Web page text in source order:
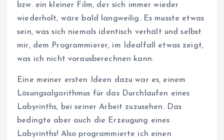
bzw. ein kleiner Film, der sich immer wieder
wiederholt, wäre bald langweilig. Es musste etwas
sein, was sich niemals identisch verhält und selbst
mir, dem Programmierer, im Idealfall etwas zeigt,
was ich nicht vorausberechnen kann.
Eine meiner ersten Ideen dazu war es, einem
Lösungsalgorithmus für das Durchlaufen eines
Labyrinths, bei seiner Arbeit zuzusehen. Das
bedingte aber auch die Erzeugung eines
Labyrinths! Also programmierte ich einen